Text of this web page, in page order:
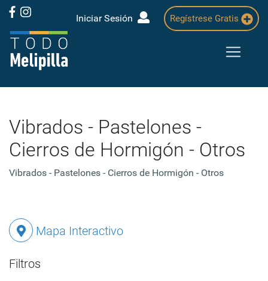
Iniciar Sesión Regístrese Gratis
Vibrados - Pastelones -
Cierros de Hormigón - Otros
Vibrados - Pastelones - Cierros de Hormigón - Otros
Mapa Interactivo
Filtros